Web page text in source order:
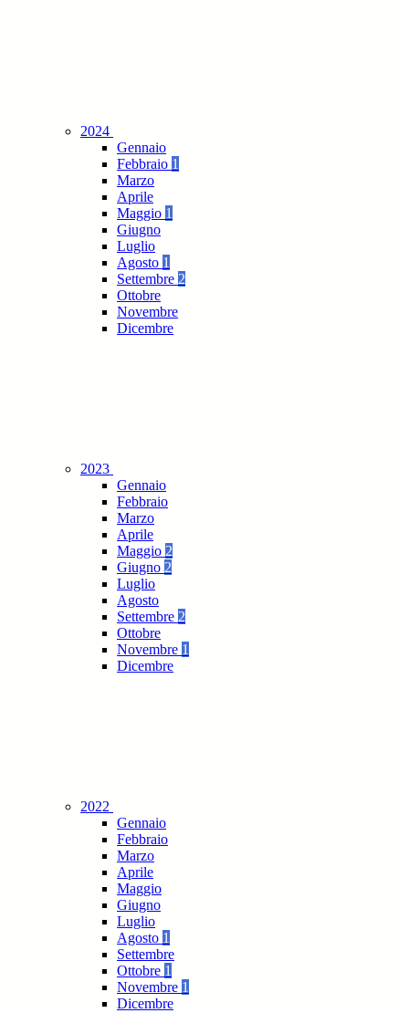
2024
Gennaio
Febbraio 1
Marzo
Aprile
Maggio 1
Giugno
Luglio
Agosto 1
Settembre 2
Ottobre
Novembre
Dicembre
2023
Gennaio
Febbraio
Marzo
Aprile
Maggio 2
Giugno 2
Luglio
Agosto
Settembre 2
Ottobre
Novembre 1
Dicembre
2022
Gennaio
Febbraio
Marzo
Aprile
Maggio
Giugno
Luglio
Agosto 1
Settembre
Ottobre 1
Novembre 1
Dicembre